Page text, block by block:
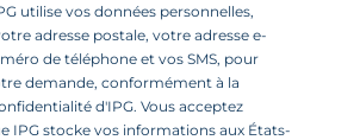
utilise vos données personnelles,
adresse postale, votre adresse e-
de téléphone et vos SMS, pour
demande, conformément à la
d'IPG. Vous acceptez
IPG stocke vos informations aux États-